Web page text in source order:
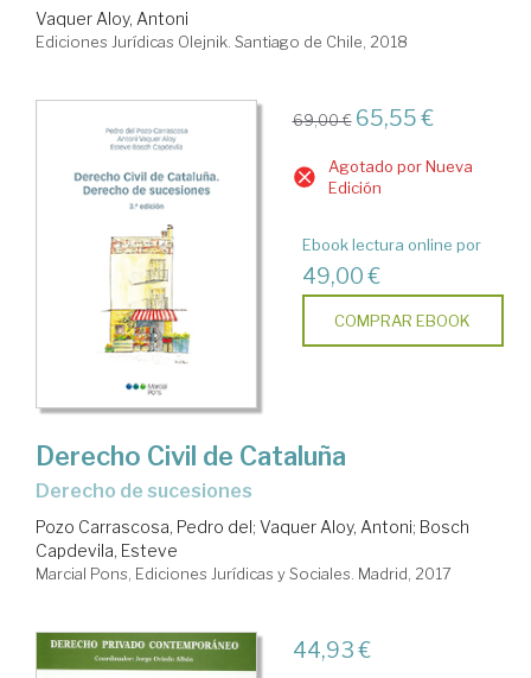
Vaquer Aloy, Antoni
Ediciones Jurídicas Olejnik. Santiago de Chile, 2018
69,00 € 65,55 €
Agotado por Nueva
Edición
Ebook lectura online por
49,00 €
COMPRAR EBOOK
Derecho Civil de Cataluña
Derecho de sucesiones
Pozo Carrascosa, Pedro del; Vaquer Aloy, Antoni; Bosch
Capdevila, Esteve
Marcial Pons, Ediciones Jurídicas y Sociales. Madrid, 2017
44,93 €